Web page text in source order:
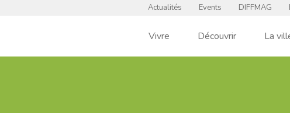
Actualités Events DIFFMAG
Vivre Découvrir La